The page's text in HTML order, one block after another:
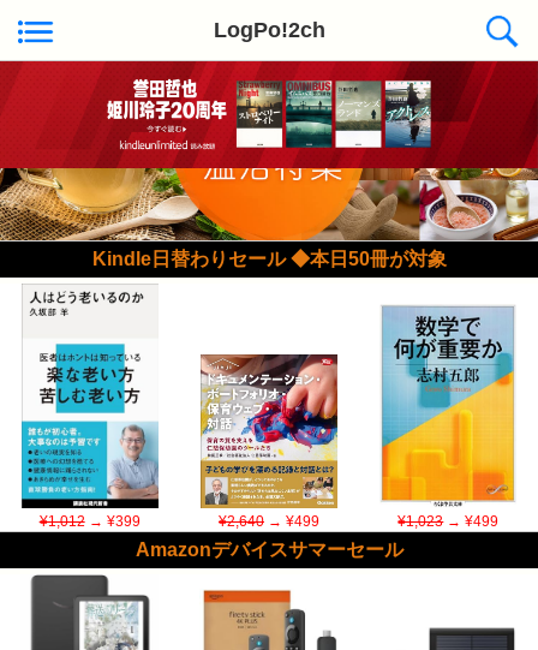
LogPo!2ch
Kindle日替わりセール ◆本日50冊が対象
¥1,012→ ¥399 ¥2,640→ ¥499 ¥1,023→ ¥499
Amazonデバイスサマーセール